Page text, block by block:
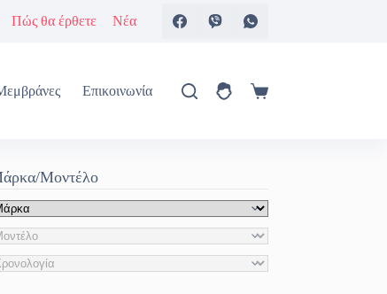
Πώς θα έρθετε Νέα
Επικοινωνία
Καλάθι
Μοντέλο